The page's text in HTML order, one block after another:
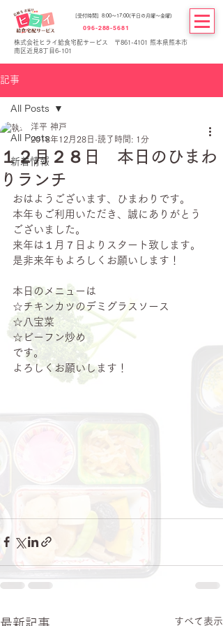
[受付時間] 8:00～17:00(平日の月曜～金曜)
096-288-5681
株式会社ヒライ給食宅配サービス 〒861-4101 熊本県熊本市
南区近見8丁目6-101
記事
All Posts
新着情報
All Posts
１２月２８日 本日のひまわ
りランチ
洋平 神戸
2018年12月28日 読了時間: 1分
おはようございます、ひまわりです。
本年もご利用いただき、誠にありがとう
ございました。
来年は１月７日よりスタート致します。
是非来年もよろしくお願いします！
本日のメニューは
☆チキンカツのデミグラスソース
☆八宝菜
☆ビーフン炒め
です。
よろしくお願いします！
最新記事 すべて表示